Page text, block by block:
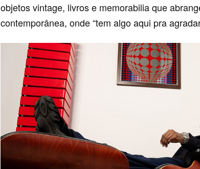
objetos vintage, livros e memorabilia que
contemporânea, onde “tem algo aqui pra